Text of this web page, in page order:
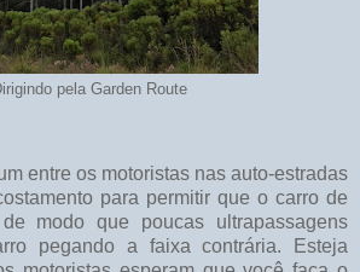
pela Garden Route
entre os motoristas nas auto-estradas
para permitir que o carro de
modo que poucas ultrapassagens
pegando a faixa contrária. Esteja